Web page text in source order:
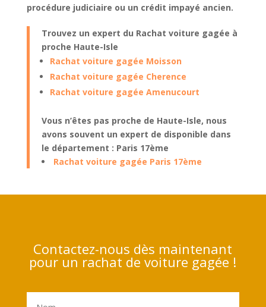
procédure judiciaire ou un crédit impayé ancien.
Trouvez un expert du Rachat voiture gagée à
proche Haute-Isle
Rachat voiture gagée Moisson
Rachat voiture gagée Cherence
Rachat voiture gagée Amenucourt
Vous n’êtes pas proche de Haute-Isle, nous
avons souvent un expert de disponible dans
le département : Paris 17ème
Rachat voiture gagée Paris 17ème
Contactez-nous dès maintenant
pour un rachat de voiture gagée !